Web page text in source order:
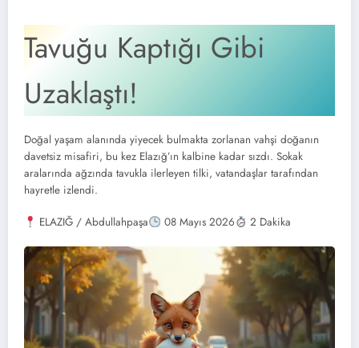
Tavuğu Kaptığı Gibi
Uzaklaştı!
Doğal yaşam alanında yiyecek bulmakta zorlanan vahşi doğanın
davetsiz misafiri, bu kez Elazığ’ın kalbine kadar sızdı. Sokak
aralarında ağzında tavukla ilerleyen tilki, vatandaşlar tarafından
hayretle izlendi.
ELAZIĞ / Abdullahpaşa 08 Mayıs 2026 2 Dakika